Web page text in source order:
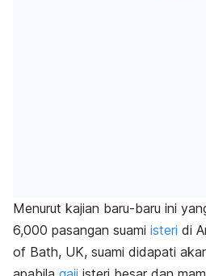
Menurut kajian baru-baru ini
6,000 pasangan suami isteri di
of Bath, UK, suami didapati